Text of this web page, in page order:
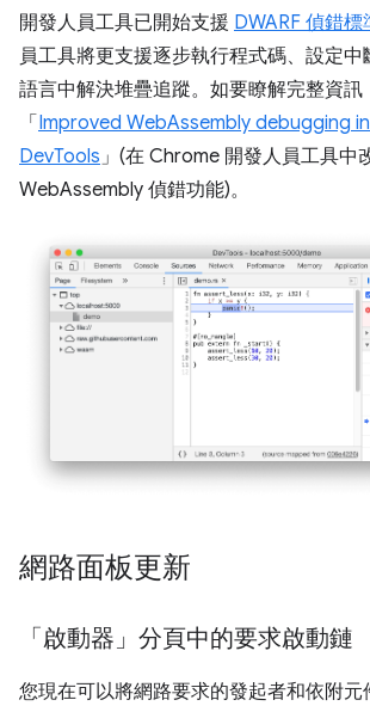
開發人員工具已開始支援 DWARF 偵錯標
員工具將更支援逐步執行程式碼、設定
語言中解決堆疊追蹤。如要瞭解完整資訊
「Improved WebAssembly debugging
DevTools 」(在 Chrome 開發人員工具中
WebAssembly 偵錯功能)。
網路面板更新
「啟動器」分頁中的要求啟動鏈
您現在可以將網路要求的發起者和依附元